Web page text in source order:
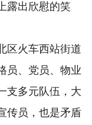
露出欣慰的笑
火车西站街道
员、党员、物业
支多元队伍，大
传员，也是矛盾